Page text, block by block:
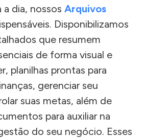
a dia, nossos Arquivos
Disponibilizamos
que resumem
de forma visual e
planilhas prontas para
gerenciar seu
suas metas, além de
para auxiliar na
do seu negócio. Esses